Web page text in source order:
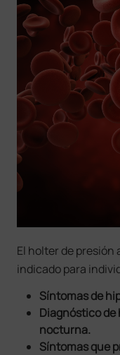
El holter de
indicado para
Síntomas de
Diagnóstico
nocturna.
Síntomas que